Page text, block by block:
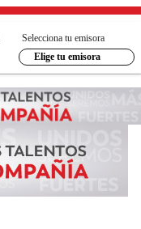
Selecciona tu emisora
Elige tu emisora